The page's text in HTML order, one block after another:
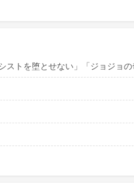
トを堕とせない」「ジョジョの